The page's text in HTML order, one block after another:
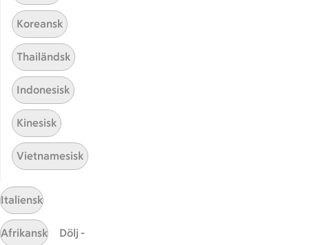
Testa att söka på något nytt, eller ta bort något av
Engelsk
Koreansk
Thailändsk
Indonesisk
Kinesisk
Vietnamesisk
Italiensk
Afrikansk Dölj -